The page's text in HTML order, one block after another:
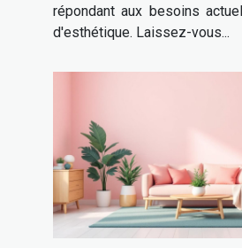
répondant aux besoins
d'esthétique. Laissez-vous...